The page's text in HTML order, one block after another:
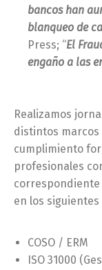
bancos han
blanqueo de
Press; “El
engaño a las
Realizamos
distintos marcos
cumplimiento
profesionales
en los
COSO / ERM
ISO 31000